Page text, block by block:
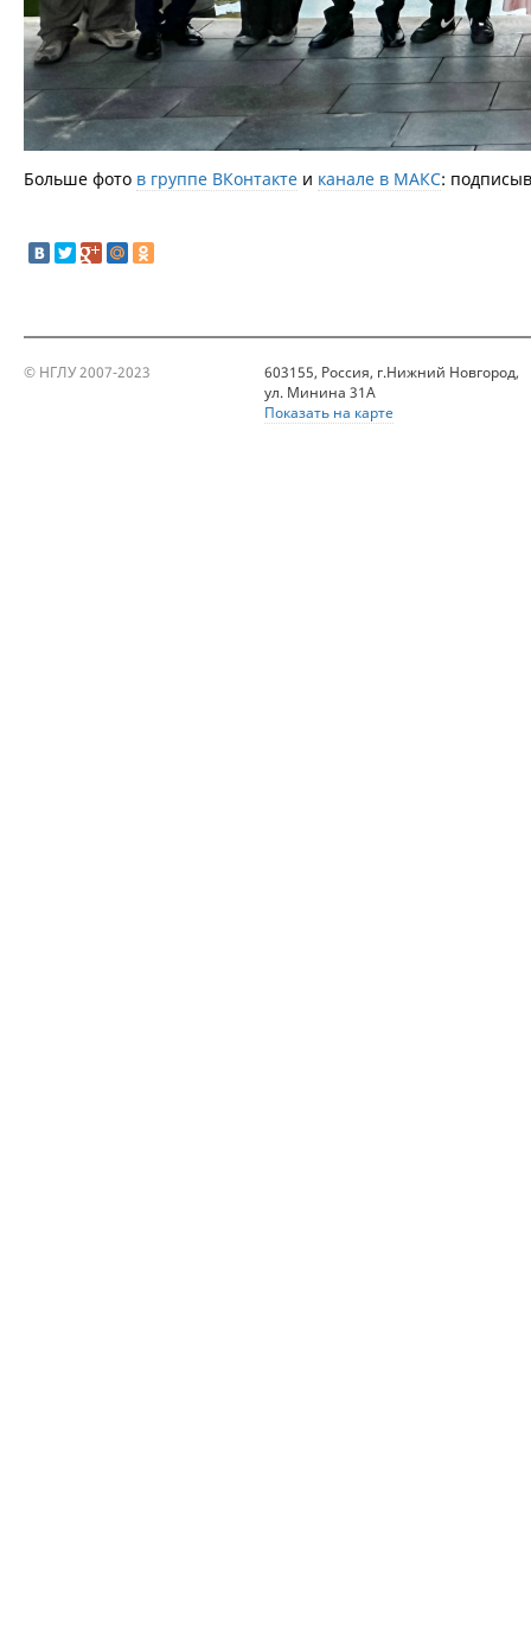
Больше фото в группе ВКонтакте и канале в МАКС:
© НГЛУ 2007-2023
603155, Россия, г.Нижний Новгород,
ул. Минина 31А
Показать на карте